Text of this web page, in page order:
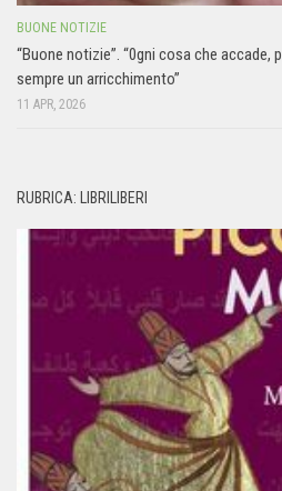
BUONE NOTIZIE
“Buone notizie”. “0gni cosa che
sempre un arricchimento”
11 APR, 2026
RUBRICA: LIBRILIBERI